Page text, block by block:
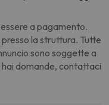
a pagamento.
la struttura. Tutte
sono soggette a
domande, contattaci